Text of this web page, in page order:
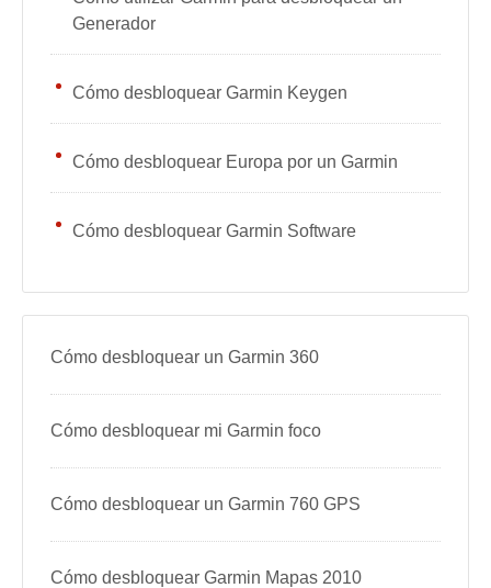
Generador
Cómo desbloquear Garmin Keygen
Cómo desbloquear Europa por un Garmin
Cómo desbloquear Garmin Software
Cómo desbloquear un Garmin 360
Cómo desbloquear mi Garmin foco
Cómo desbloquear un Garmin 760 GPS
Cómo desbloquear Garmin Mapas 2010